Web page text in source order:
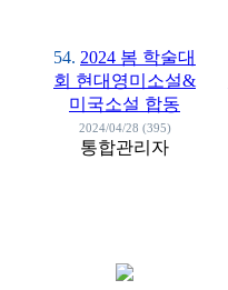
54. 2024 봄 학술대
회 현대영미소설&
미국소설 합동
2024/04/28 (395)
통합관리자